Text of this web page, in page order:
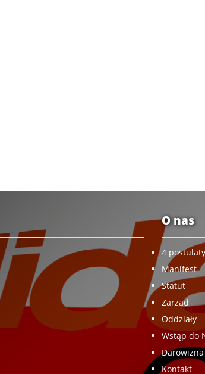
O nas
4 postulaty
Manifest
Statut
Zarząd
Oddziały
Wstąp do
Darowizna
Kontakt